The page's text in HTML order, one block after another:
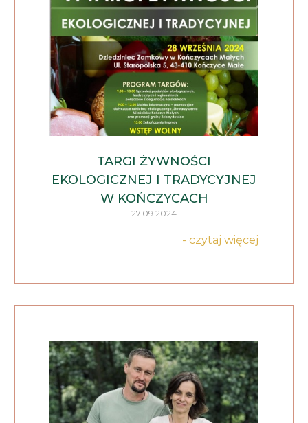
TARGI ŻYWNOŚCI
EKOLOGICZNEJ I TRADYCYJNEJ
W KOŃCZYCACH
27.09.2024
- czytaj więcej